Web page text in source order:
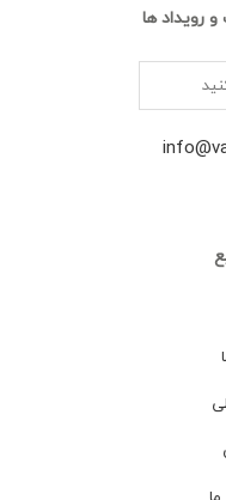
رویداد ها